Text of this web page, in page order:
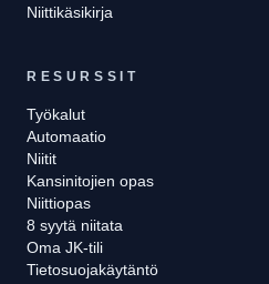
Niittikäsikirja
RESURSSIT
Työkalut
Automaatio
Niitit
Kansinitojien opas
Niittiopas
8 syytä niitata
Oma JK-tili
Tietosuojakäytäntö